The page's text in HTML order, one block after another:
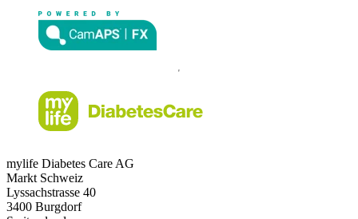
mylife Diabetes Care AG
Markt Schweiz
Lyssachstrasse 40
3400 Burgdorf